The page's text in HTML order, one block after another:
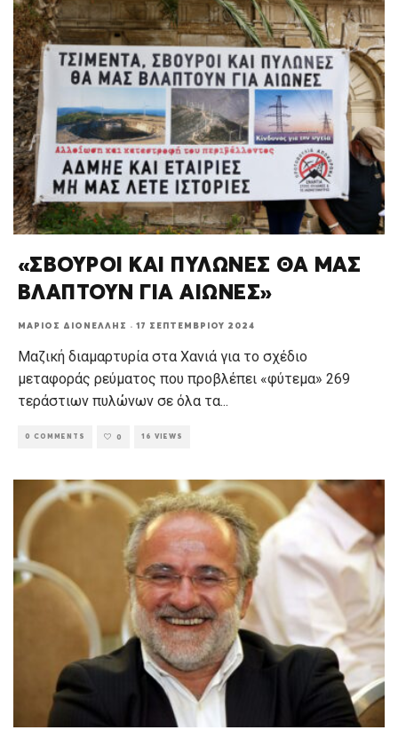
«ΣΒΟΥΡΟΙ ΚΑΙ ΠΥΛΩΝΕΣ ΘΑ ΜΑΣ
ΒΛΑΠΤΟΥΝ ΓΙΑ ΑΙΩΝΕΣ»
ΜΆΡΙΟΣ ΔΙΟΝΈΛΛΗΣ · 17 ΣΕΠΤΕΜΒΡΊΟΥ 2024
Μαζική διαμαρτυρία στα Χανιά για το σχέδιο
μεταφοράς ρεύματος που προβλέπει «φύτεμα» 269
τεράστιων πυλώνων σε όλα τα...
0 COMMENTS 0 16 VIEWS